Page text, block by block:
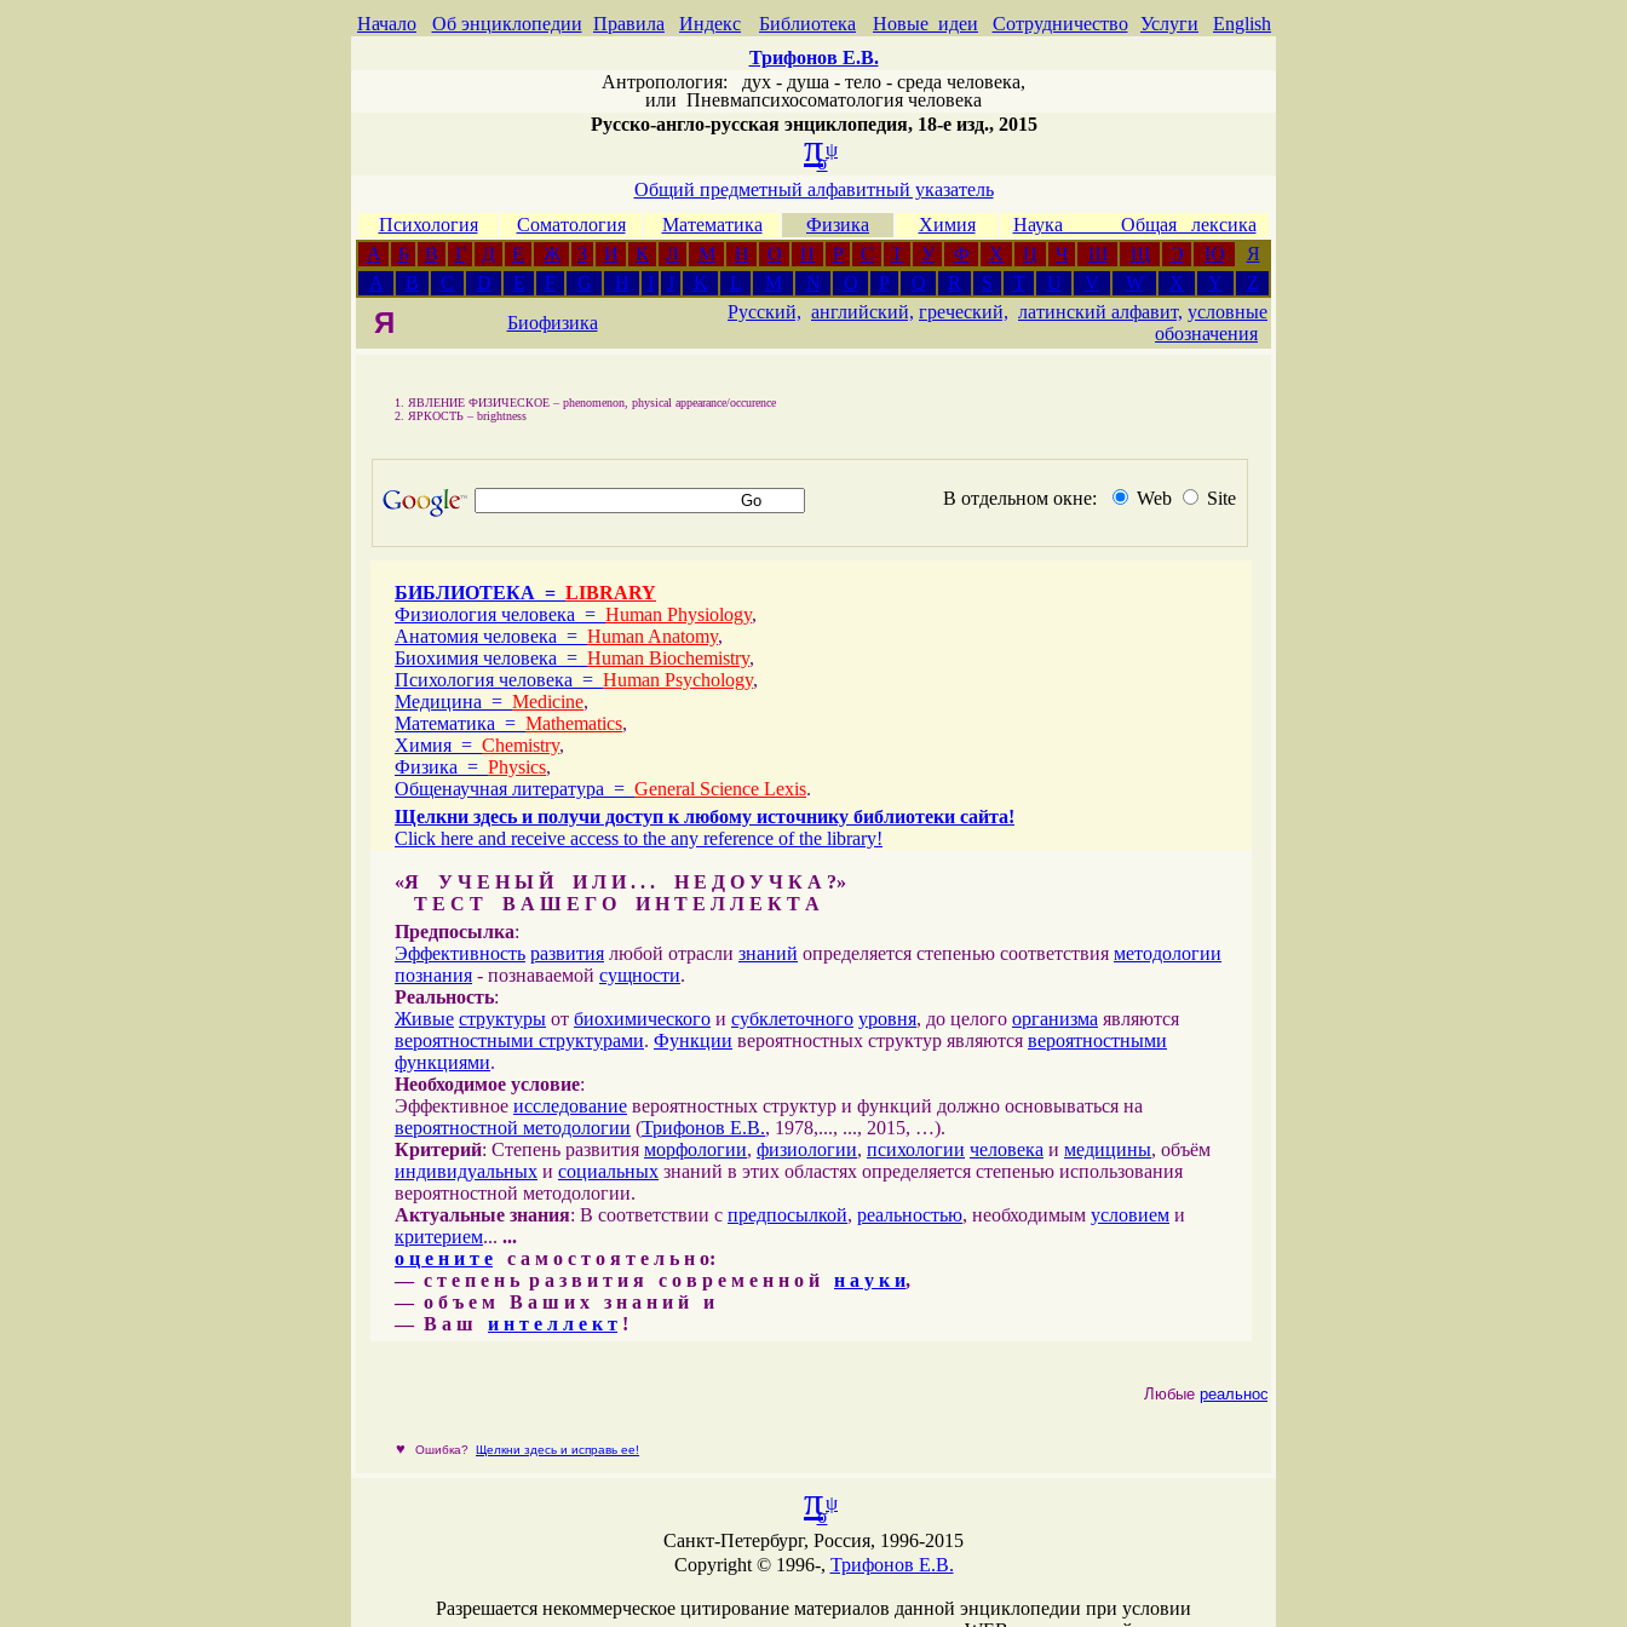
Начало Об энциклопедии Правила Индекс Библиотека Новые идеи Сотрудничество Услуги
English
Трифонов Е.В.
Антропология: дух - душа - тело - среда человека,
или Пневмапсихосоматология человека
Русско-англо-русская энциклопедия, 18-е изд., 2015
πψ
σ
Общий предметный алфавитный указатель
Психология
Соматология Математика Физика Химия
Наука Общая лексика
А
Б В Г Д Е Ж З И К Л М Н О П Р С Т У Ф Х Ц Ч Ш Щ Э Ю
Я
A
B C D E F G H I J K L M N O P Q R S T U V W X Y Z
Я Биофизика
Русский, английский, греческий, латинский алфавит, условные
обозначения
ЯВЛЕНИЕ ФИЗИЧЕСКОЕ – phenomenon, physical appearance/occurence
ЯРКОСТЬ – brightness
В отдельном окне: Web Site
БИБЛИОТЕКА = LIBRARY
Физиология человека = Human Physiology,
Анатомия человека = Human Anatomy,
Биохимия человека = Human Biochemistry,
Психология человека = Human Psychology,
Медицина = Medicine,
Математика = Mathematics,
Химия = Chemistry,
Физика = Physics,
Общенаучная литература = General Science Lexis.
Щелкни здесь и получи доступ к любому источнику библиотеки сайта!
Click here and receive access to the any reference of the library!
«Я У Ч Е Н Ы Й И Л И . . . Н Е Д О У Ч К А ?»
Т Е С Т В А Ш Е Г О И Н Т Е Л Л Е К Т А
Предпосылка:
Эффективность развития любой отрасли знаний определяется степенью соответствия методологии
познания - познаваемой сущности.
Реальность:
Живые структуры от биохимического и субклеточного уровня, до целого организма являются
вероятностными структурами. Функции вероятностных структур являются вероятностными
функциями.
Необходимое условие:
Эффективное исследование вероятностных структур и функций должно основываться на
вероятностной методологии (Трифонов Е.В., 1978,..., ..., 2015, …).
Критерий: Степень развития морфологии, физиологии, психологии человека и медицины, объём
индивидуальных и социальных знаний в этих областях определяется степенью использования
вероятностной методологии.
Актуальные знания: В соответствии с предпосылкой, реальностью, необходимым условием и
критерием... ...
о ц е н и т е с а м о с т о я т е л ь н о:
— с т е п е н ь р а з в и т и я с о в р е м е н н о й н а у к и,
— о б ъ е м В а ш и х з н а н и й и
— В а ш и н т е л л е к т !
Любыереальности
♥ Ошибка? Щелкни здесь и исправь ее!
πψ
σ
Санкт-Петербург, Россия, 1996-2015
Copyright © 1996-, Трифонов Е.В.
Разрешается некоммерческое цитирование материалов данной энциклопедии при условии